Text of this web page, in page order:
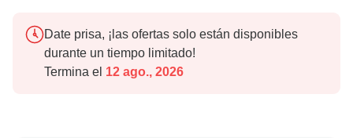
Date prisa, ¡las ofertas solo están disponibles
durante un tiempo limitado!
Termina el 12 ago., 2026